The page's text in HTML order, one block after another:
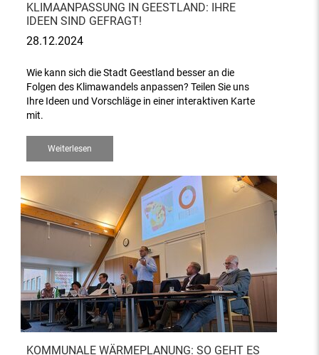
KLIMAANPASSUNG IN GEESTLAND: IHRE
IDEEN SIND GEFRAGT!
28.12.2024
Wie kann sich die Stadt Geestland besser an die
Folgen des Klimawandels anpassen? Teilen Sie uns
Ihre Ideen und Vorschläge in einer interaktiven Karte
mit.
Weiterlesen
KOMMUNALE WÄRMEPLANUNG: SO GEHT ES